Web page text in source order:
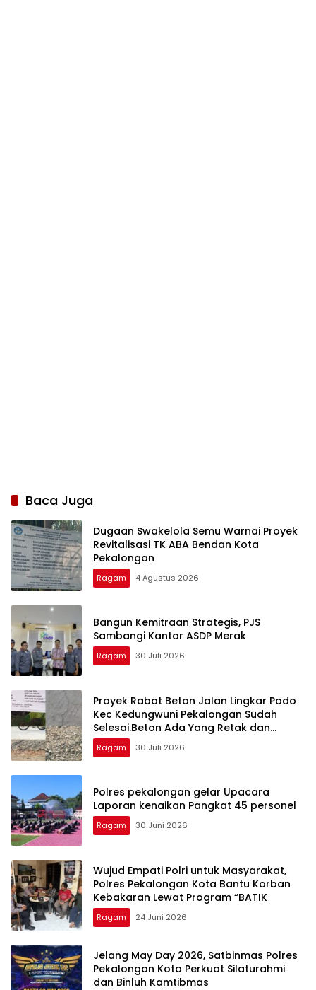
Baca Juga
Dugaan Swakelola Semu Warnai Proyek
Revitalisasi TK ABA Bendan Kota
Pekalongan
Ragam 4 Agustus 2026
Bangun Kemitraan Strategis, PJS
Sambangi Kantor ASDP Merak
Ragam 30 Juli 2026
Proyek Rabat Beton Jalan Lingkar Podo
Kec Kedungwuni Pekalongan Sudah
Selesai.Beton Ada Yang Retak dan
Oflitan Jalan Dinilai Berbahaya
Ragam 30 Juli 2026
Polres pekalongan gelar Upacara
Laporan kenaikan Pangkat 45 personel
Ragam 30 Juni 2026
Wujud Empati Polri untuk Masyarakat,
Polres Pekalongan Kota Bantu Korban
Kebakaran Lewat Program “BATIK
Ragam 24 Juni 2026
Jelang May Day 2026, Satbinmas Polres
Pekalongan Kota Perkuat Silaturahmi
dan Binluh Kamtibmas